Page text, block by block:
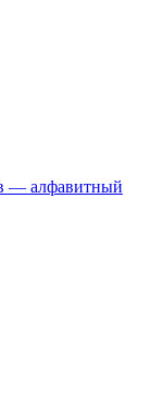
— алфавитный